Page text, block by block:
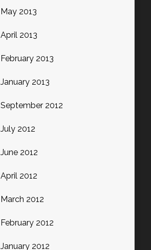
May 2013
April 2013
February 2013
January 2013
September 2012
July 2012
June 2012
April 2012
March 2012
February 2012
January 2012